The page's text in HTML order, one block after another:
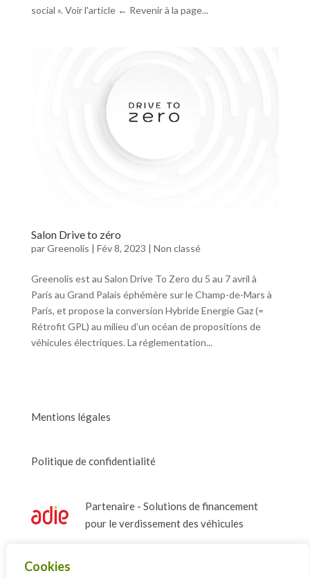
Cookies
social ». Voir l'article ← Revenir à la page...
Salon Drive to zéro
parGreenolis | Fév 8, 2023 | Non classé
Greenolis est au Salon Drive To Zero du 5 au 7 avril à
Paris au Grand Palais éphémère sur le Champ-de-Mars à
Paris, et propose la conversion Hybride Energie Gaz (=
Rétrofit GPL) au milieu d’un océan de propositions de
véhicules électriques. La réglementation...
Mentions légales
Politique de confidentialité
Partenaire - Solutions de financement
pour le verdissement des véhicules